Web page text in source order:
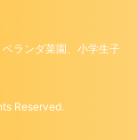
ランダ菜園、小学生子
Reserved.